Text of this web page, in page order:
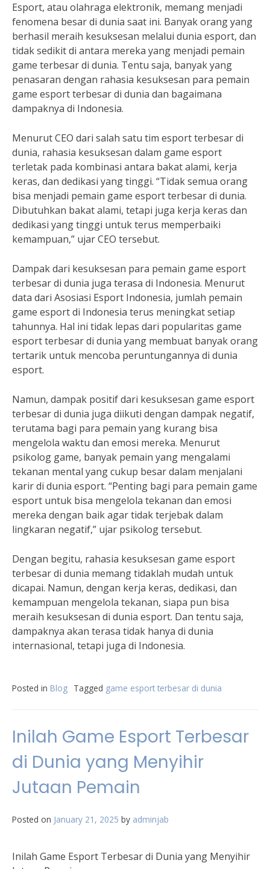
Esport, atau olahraga elektronik, memang menjadi
fenomena besar di dunia saat ini. Banyak orang yang
berhasil meraih kesuksesan melalui dunia esport, dan
tidak sedikit di antara mereka yang menjadi pemain
game terbesar di dunia. Tentu saja, banyak yang
penasaran dengan rahasia kesuksesan para pemain
game esport terbesar di dunia dan bagaimana
dampaknya di Indonesia.
Menurut CEO dari salah satu tim esport terbesar di
dunia, rahasia kesuksesan dalam game esport
terletak pada kombinasi antara bakat alami, kerja
keras, dan dedikasi yang tinggi. “Tidak semua orang
bisa menjadi pemain game esport terbesar di dunia.
Dibutuhkan bakat alami, tetapi juga kerja keras dan
dedikasi yang tinggi untuk terus memperbaiki
kemampuan,” ujar CEO tersebut.
Dampak dari kesuksesan para pemain game esport
terbesar di dunia juga terasa di Indonesia. Menurut
data dari Asosiasi Esport Indonesia, jumlah pemain
game esport di Indonesia terus meningkat setiap
tahunnya. Hal ini tidak lepas dari popularitas game
esport terbesar di dunia yang membuat banyak orang
tertarik untuk mencoba peruntungannya di dunia
esport.
Namun, dampak positif dari kesuksesan game esport
terbesar di dunia juga diikuti dengan dampak negatif,
terutama bagi para pemain yang kurang bisa
mengelola waktu dan emosi mereka. Menurut
psikolog game, banyak pemain yang mengalami
tekanan mental yang cukup besar dalam menjalani
karir di dunia esport. “Penting bagi para pemain game
esport untuk bisa mengelola tekanan dan emosi
mereka dengan baik agar tidak terjebak dalam
lingkaran negatif,” ujar psikolog tersebut.
Dengan begitu, rahasia kesuksesan game esport
terbesar di dunia memang tidaklah mudah untuk
dicapai. Namun, dengan kerja keras, dedikasi, dan
kemampuan mengelola tekanan, siapa pun bisa
meraih kesuksesan di dunia esport. Dan tentu saja,
dampaknya akan terasa tidak hanya di dunia
internasional, tetapi juga di Indonesia.
Posted in Blog Tagged game esport terbesar di dunia
Inilah Game Esport Terbesar
di Dunia yang Menyihir
Jutaan Pemain
Posted on January 21, 2025 by adminjab
Inilah Game Esport Terbesar di Dunia yang Menyihir